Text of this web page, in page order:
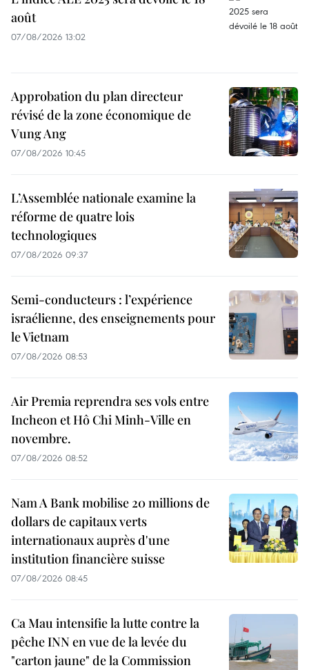
août
07/08/2026 13:02
Approbation du plan directeur
révisé de la zone économique de
Vung Ang
07/08/2026 10:45
L’Assemblée nationale examine la
réforme de quatre lois
technologiques
07/08/2026 09:37
Semi-conducteurs : l’expérience
israélienne, des enseignements pour
le Vietnam
07/08/2026 08:53
Air Premia reprendra ses vols entre
Incheon et Hô Chi Minh-Ville en
novembre.
07/08/2026 08:52
Nam A Bank mobilise 20 millions de
dollars de capitaux verts
internationaux auprès d'une
institution financière suisse
07/08/2026 08:45
Ca Mau intensifie la lutte contre la
pêche INN en vue de la levée du
"carton jaune" de la Commission